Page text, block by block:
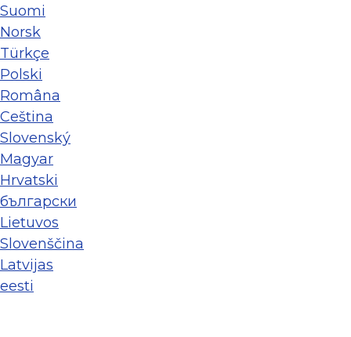
Suomi
Norsk
Türkçe
Polski
Româna
Ceština
Slovenský
Magyar
Hrvatski
български
Lietuvos
Slovenščina
Latvijas
eesti